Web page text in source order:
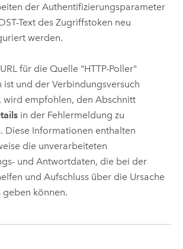
der Authentifizierungsparameter
Text des Zugriffstoken neu
werden.
für die Quelle "HTTP-Poller"
ist und der Verbindungsversuch
wird empfohlen, den Abschnitt
in der Fehlermeldung zu
Diese Informationen enthalten
die unverarbeiteten
und Antwortdaten, die bei der
und Aufschluss über die Ursache
geben können.